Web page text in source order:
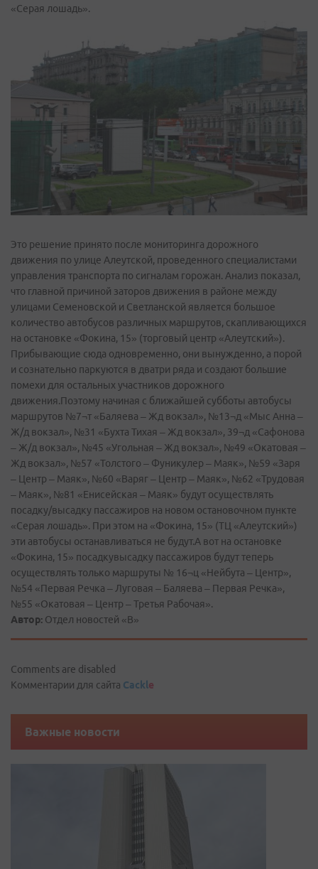
«Серая лошадь».
Это решение принято после мониторинга дорожного
движения по улице Алеутской, проведенного специалистами
управления транспорта по сигналам горожан. Анализ показал,
что главной причиной заторов движения в районе между
улицами Семеновской и Светланской является большое
количество автобусов различных маршрутов, скапливающихся
на остановке «Фокина, 15» (торговый центр «Алеутский»).
Прибывающие сюда одновременно, они вынужденно, а порой
и сознательно паркуются в два­три ряда и создают большие
помехи для остальных участников дорожного
движения.Поэтому начиная с ближайшей субботы автобусы
маршрутов №7¬т «Баляева – Жд вокзал», №13¬д «Мыс Анна –
Ж/д вокзал», №31 «Бухта Тихая – Жд вокзал», 39¬д «Сафонова
– Ж/д вокзал», №45 «Угольная – Жд вокзал», №49 «Окатовая –
Жд вокзал», №57 «Толстого – Фуникулер – Маяк», №59 «Заря
– Центр – Маяк», №60 «Варяг – Центр – Маяк», №62 «Трудовая
– Маяк», №81 «Енисейская – Маяк» будут осуществлять
посадку/высадку пассажиров на новом остановочном пункте
«Серая лошадь». При этом на «Фокина, 15» (ТЦ «Алеутский»)
эти автобусы останавливаться не будут.А вот на остановке
«Фокина, 15» посадкувысадку пассажиров будут теперь
осуществлять только маршруты № 16¬ц «Нейбута – Центр»,
№54 «Первая Речка – Луговая – Баляева – Первая Речка»,
№55 «Окатовая – Центр – Третья Рабочая».
Автор: Отдел новостей «В»
Comments are disabled
Комментарии для сайта Cackle
Важные новости